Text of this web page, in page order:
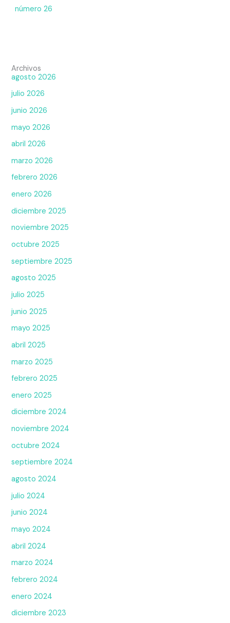
número 26
Archivos
agosto 2026
julio 2026
junio 2026
mayo 2026
abril 2026
marzo 2026
febrero 2026
enero 2026
diciembre 2025
noviembre 2025
octubre 2025
septiembre 2025
agosto 2025
julio 2025
junio 2025
mayo 2025
abril 2025
marzo 2025
febrero 2025
enero 2025
diciembre 2024
noviembre 2024
octubre 2024
septiembre 2024
agosto 2024
julio 2024
junio 2024
mayo 2024
abril 2024
marzo 2024
febrero 2024
enero 2024
diciembre 2023